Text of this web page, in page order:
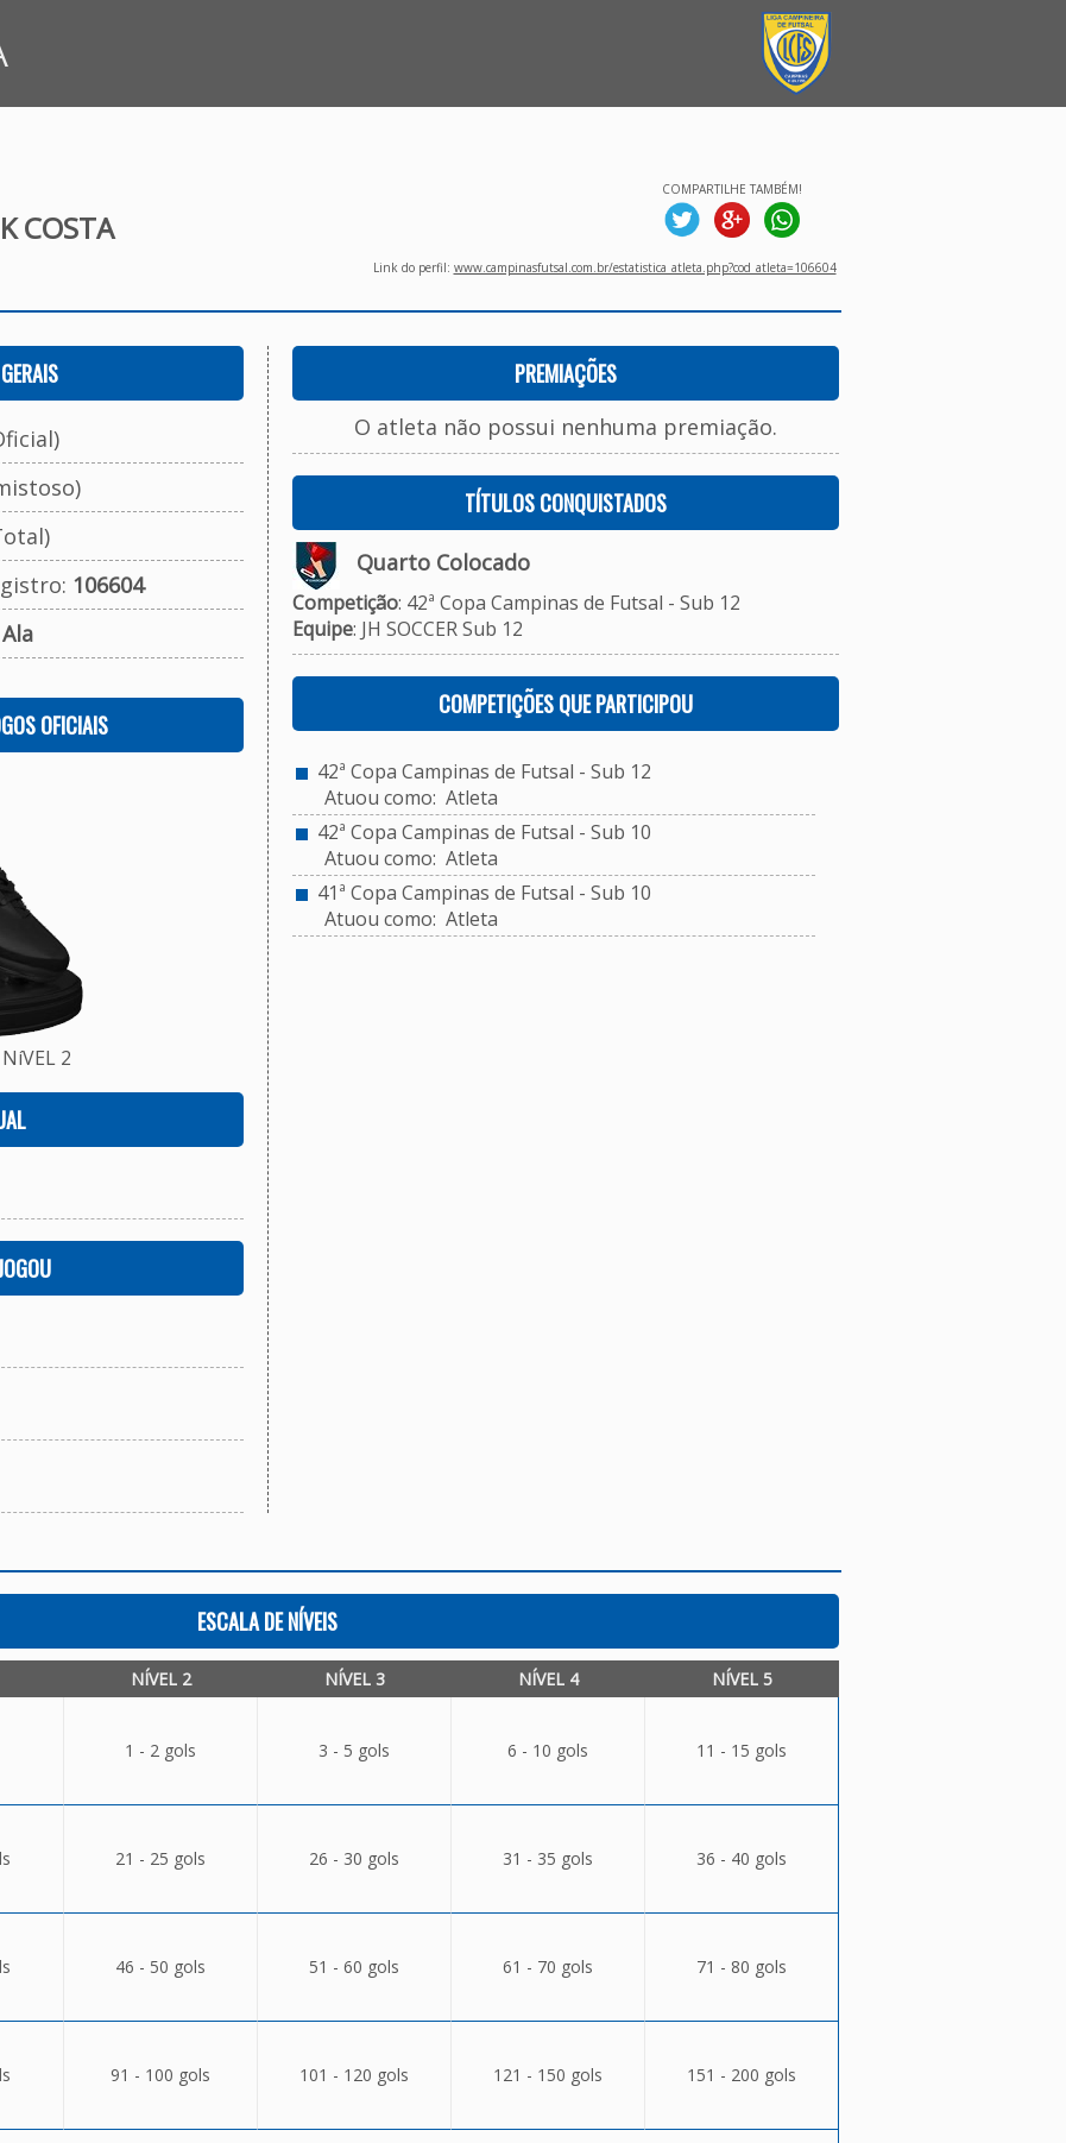
COSTA
COMPARTILHE TAMBÉM!
Link do perfil: www.campinasfutsal.com.br/estatistica_atleta.php?cod_atleta=106604
106604
Ala
OFICIAIS
2
PREMIAÇÕES
O atleta não possui nenhuma premiação.
TÍTULOS CONQUISTADOS
Quarto Colocado
Competição: 42ª Copa Campinas de Futsal - Sub 12
Equipe: JH SOCCER Sub 12
COMPETIÇÕES QUE PARTICIPOU
42ª Copa Campinas de Futsal - Sub 12
Atuou como: Atleta
42ª Copa Campinas de Futsal - Sub 10
Atuou como: Atleta
41ª Copa Campinas de Futsal - Sub 10
Atuou como: Atleta
ESCALA DE NÍVEIS
NÍVEL 2 NÍVEL 3 NÍVEL 4 NÍVEL 5
1 - 2 gols 3 - 5 gols 6 - 10 gols 11 - 15 gols
21 - 25 gols 26 - 30 gols 31 - 35 gols 36 - 40 gols
46 - 50 gols 51 - 60 gols 61 - 70 gols 71 - 80 gols
91 - 100 gols 101 - 120 gols 121 - 150 gols 151 - 200 gols